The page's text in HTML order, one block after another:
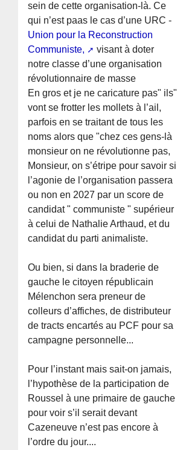
sein de cette organisation-là. Ce
qui n’est paas le cas d’une URC -
Union pour la Reconstruction
Communiste,
visant à doter
notre classe d’une organisation
révolutionnaire de masse
En gros et je ne caricature pas" ils"
vont se frotter les mollets à l’ail,
parfois en se traitant de tous les
noms alors que "chez ces gens-là
monsieur on ne révolutionne pas,
Monsieur, on s’étripe pour savoir si
l’agonie de l’organisation passera
ou non en 2027 par un score de
candidat " communiste " supérieur
à celui de Nathalie Arthaud, et du
candidat du parti animaliste.
Ou bien, si dans la braderie de
gauche le citoyen républicain
Mélenchon sera preneur de
colleurs d’affiches, de distributeur
de tracts encartés au PCF pour sa
campagne personnelle...
Pour l’instant mais sait-on jamais,
l’hypothèse de la participation de
Roussel à une primaire de gauche
pour voir s’il serait devant
Cazeneuve n’est pas encore à
l’ordre du jour....